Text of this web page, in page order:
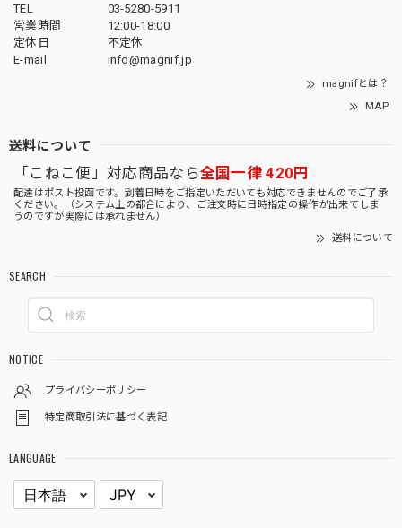
TEL
03-5280-5911
営業時間
12:00-18:00
定休日
不定休
E-mail
info@magnif.jp
magnifとは？
MAP
送料について
「こねこ便」対応商品なら全国一律 420円
配達はポスト投函です。到着日時をご指定いただいても対応できませんのでご了承
ください。（システム上の都合により、ご注文時に日時指定の操作が出来てしま
うのですが実際には承れません）
送料について
SEARCH
NOTICE
プライバシーポリシー
特定商取引法に基づく表記
LANGUAGE